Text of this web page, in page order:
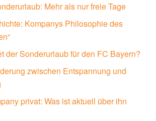
Mehr als nur freie Tage
Kompanys Philosophie des
der Sonderurlaub für den FC Bayern?
zwischen Entspannung und
privat: Was ist aktuell über ihn